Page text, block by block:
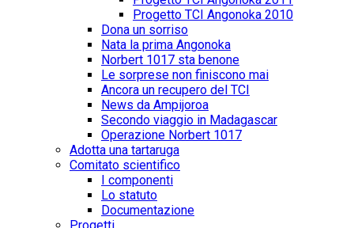
Progetto TCI Angonoka 2010
Dona un sorriso
Nata la prima Angonoka
Norbert 1017 sta benone
Le sorprese non finiscono mai
Ancora un recupero del TCI
News da Ampijoroa
Secondo viaggio in Madagascar
Operazione Norbert 1017
Adotta una tartaruga
Comitato scientifico
I componenti
Lo statuto
Documentazione